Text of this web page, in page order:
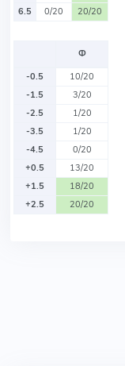
6.5
0/20 20/20
Ф
-0.5
10/20
-1.5
3/20
-2.5
1/20
-3.5
1/20
-4.5
0/20
+0.5
13/20
+1.5
18/20
+2.5
20/20